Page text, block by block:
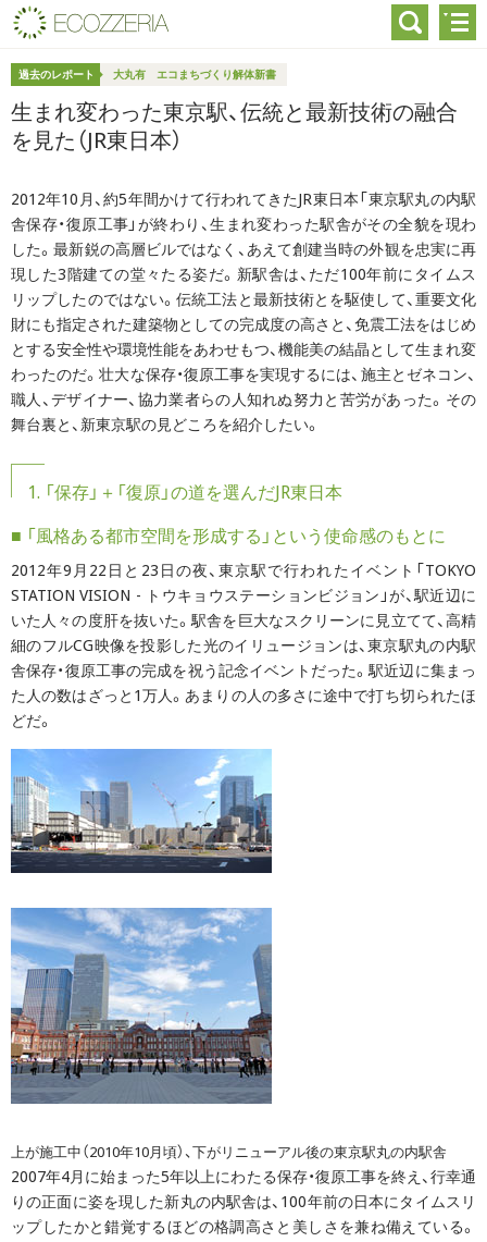
過去のレポート 大丸有 エコまちづくり解体新書
生まれ変わった東京駅、伝統と最新技術の融合
を見た（JR東日本）
2012年10月、約5年間かけて行われてきたJR東日本「東京駅丸の内駅
舎保存・復原工事」が終わり、生まれ変わった駅舎がその全貌を現わ
した。最新鋭の高層ビルではなく、あえて創建当時の外観を忠実に再
現した3階建ての堂々たる姿だ。新駅舎は、ただ100年前にタイムス
リップしたのではない。伝統工法と最新技術とを駆使して、重要文化
財にも指定された建築物としての完成度の高さと、免震工法をはじめ
とする安全性や環境性能をあわせもつ、機能美の結晶として生まれ変
わったのだ。壮大な保存・復原工事を実現するには、施主とゼネコン、
職人、デザイナー、協力業者らの人知れぬ努力と苦労があった。その
舞台裏と、新東京駅の見どころを紹介したい。
1. 「保存」＋「復原」の道を選んだJR東日本
■ 「風格ある都市空間を形成する」という使命感のもとに
2012年9月22日と23日の夜、東京駅で行われたイベント「TOKYO
STATION VISION - トウキョウステーションビジョン」が、駅近辺に
いた人々の度肝を抜いた。駅舎を巨大なスクリーンに見立てて、高精
細のフルCG映像を投影した光のイリュージョンは、東京駅丸の内駅
舎保存・復原工事の完成を祝う記念イベントだった。駅近辺に集まっ
た人の数はざっと1万人。あまりの人の多さに途中で打ち切られたほ
どだ。
上が施工中（2010年10月頃）、下がリニューアル後の東京駅丸の内駅舎
2007年4月に始まった5年以上にわたる保存・復原工事を終え、行幸通
りの正面に姿を現した新丸の内駅舎は、100年前の日本にタイムスリ
ップしたかと錯覚するほどの格調高さと美しさを兼ね備えている。